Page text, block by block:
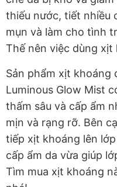
thiếu nước, tiết nhiều
mụn và làm cho tình
Thế nên việc dùng
Sản phẩm xịt khoáng
Luminous Glow Mist
thấm sâu và cấp ẩm
mịn và rạng rỡ. Bên
tiếp xịt khoáng lên
cấp ẩm da vừa giúp
Tìm mua xịt khoáng